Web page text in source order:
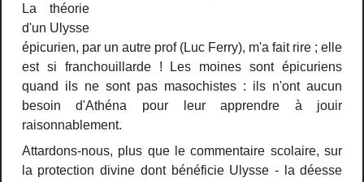
La théorie
d'un Ulysse
épicurien, par un autre prof (Luc Ferry), m'a fait rire ; elle
est si franchouillarde ! Les moines sont épicuriens
quand ils ne sont pas masochistes : ils n'ont aucun
besoin d'Athéna pour leur apprendre à jouir
raisonnablement.
Attardons-nous, plus que le commentaire scolaire, sur
la protection divine dont bénéficie Ulysse - la déesse